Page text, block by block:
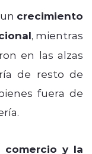
crecimiento
, mientras
en las alzas
de resto de
fuera de
comercio y la